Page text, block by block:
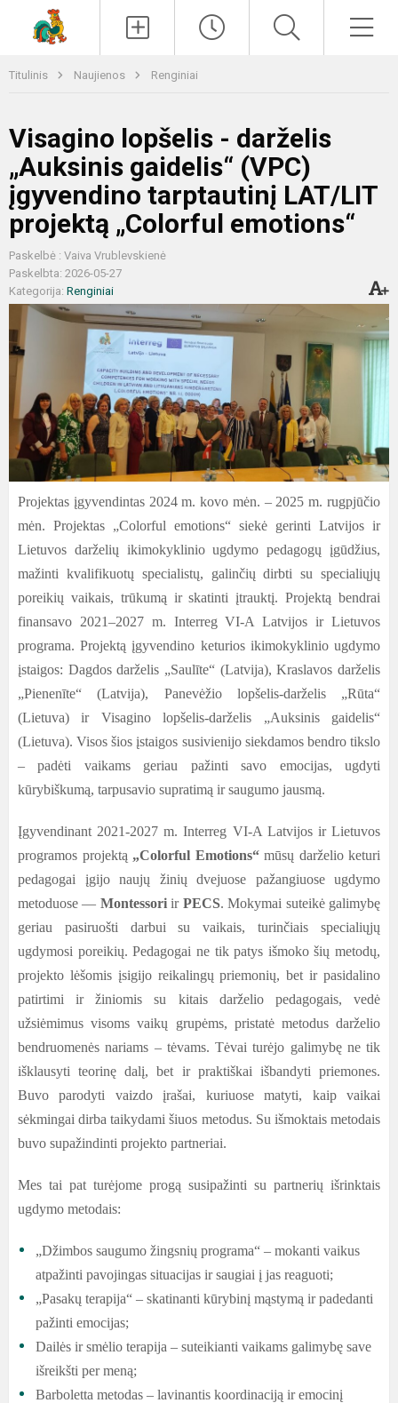
Titulinis Naujienos Renginiai
Visagino lopšelis - darželis
„Auksinis gaidelis“ (VPC)
įgyvendino tarptautinį LAT/LIT
projektą „Colorful emotions“
Paskelbė : Vaiva Vrublevskienė
Paskelbta: 2026-05-27
Kategorija: Renginiai
Projektas įgyvendintas 2024 m. kovo mėn. – 2025 m. rugpjūčio
mėn. Projektas „Colorful emotions“ siekė gerinti Latvijos ir
Lietuvos darželių ikimokyklinio ugdymo pedagogų įgūdžius,
mažinti kvalifikuotų specialistų, galinčių dirbti su specialiųjų
poreikių vaikais, trūkumą ir skatinti įtrauktį. Projektą bendrai
finansavo 2021–2027 m. Interreg VI-A Latvijos ir Lietuvos
programa. Projektą įgyvendino keturios ikimokyklinio ugdymo
įstaigos: Dagdos darželis „Saulīte“ (Latvija), Kraslavos darželis
„Pienenīte“ (Latvija), Panevėžio lopšelis-darželis „Rūta“
(Lietuva) ir Visagino lopšelis-darželis „Auksinis gaidelis“
(Lietuva). Visos šios įstaigos susivienijo siekdamos bendro tikslo
– padėti vaikams geriau pažinti savo emocijas, ugdyti
kūrybiškumą, tarpusavio supratimą ir saugumo jausmą.
Įgyvendinant 2021-2027 m. Interreg VI-A Latvijos ir Lietuvos
programos projektą „Colorful Emotions“mūsų darželio keturi
pedagogai įgijo naujų žinių dvejuose pažangiuose ugdymo
metoduose — Montessoriir PECS. Mokymai suteikė galimybę
geriau pasiruošti darbui su vaikais, turinčiais specialiųjų
ugdymosi poreikių. Pedagogai ne tik patys išmoko šių metodų,
projekto lėšomis įsigijo reikalingų priemonių, bet ir pasidalino
patirtimi ir žiniomis su kitais darželio pedagogais, vedė
užsiėmimus visoms vaikų grupėms, pristatė metodus darželio
bendruomenės nariams – tėvams. Tėvai turėjo galimybę ne tik
išklausyti teorinę dalį, bet ir praktiškai išbandyti priemones.
Buvo parodyti vaizdo įrašai, kuriuose matyti, kaip vaikai
sėkmingai dirba taikydami šiuos metodus. Su išmoktais metodais
buvo supažindinti projekto partneriai.
Mes tai pat turėjome progą susipažinti su partnerių išrinktais
ugdymo metodais:
„Džimbos saugumo žingsnių programa“ – mokanti vaikus
atpažinti pavojingas situacijas ir saugiai į jas reaguoti;
„Pasakų terapija“ – skatinanti kūrybinį mąstymą ir padedanti
pažinti emocijas;
Dailės ir smėlio terapija – suteikianti vaikams galimybę save
išreikšti per meną;
Barboletta metodas – lavinantis koordinaciją ir emocinį